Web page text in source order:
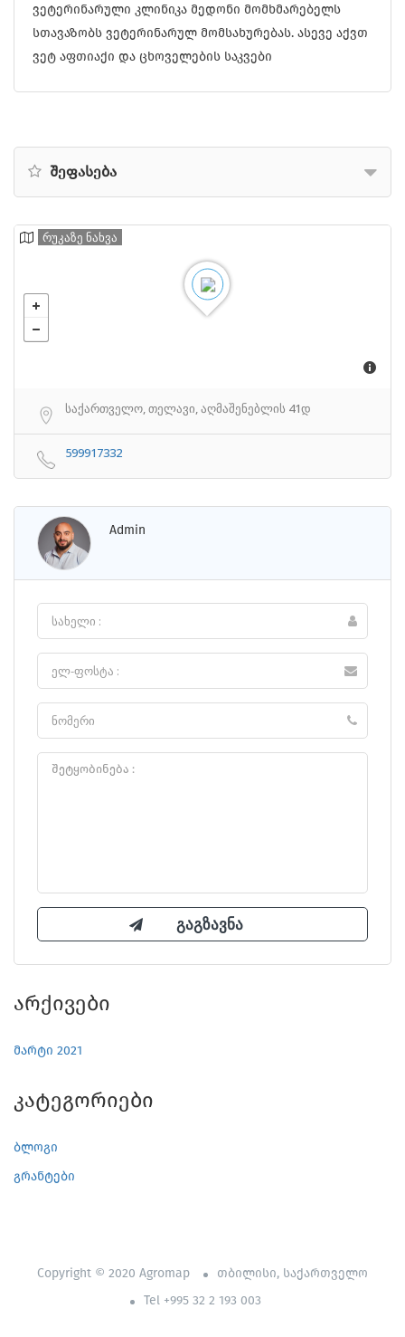
ვეტერინარული კლინიკა მედონი მომხმარებელს
სთავაზობს ვეტერინარულ მომსახურებას. ასევე აქვთ
ვეტ აფთიაქი და ცხოველების საკვები
შეფასება
რუკაზე ნახვა
საქართველო, თელავი, აღმაშენებლის 41დ
599917332
Admin
Არქივები
მარტი 2021
Კატეგორიები
ბლოგი
გრანტები
Copyright © 2020 Agromap
თბილისი, საქართველო
Tel +995 32 2 193 003